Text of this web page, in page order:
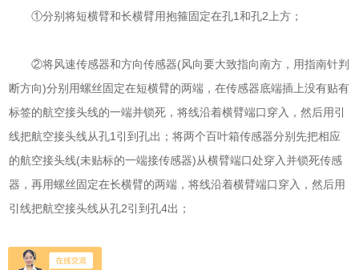
①分别将短横臂和长横臂用抱箍固定在孔1和孔2上方；
②将风速传感器和方向传感器(风向要大致指向南方，用指南针判
断方向)分别用螺丝固定在短横臂的两端，在传感器底端插上没有贴有
标签的航空接头线的一端并锁死，将线沿着横臂端口穿入，然后用引
线把航空接头线从孔1引到孔出；将两个百叶箱传感器分别先把相应
的航空接头线(未贴标的一端接传感器)从横臂端口处穿入并锁死传感
器，再用螺丝固定在长横臂的两端，将线沿着横臂端口穿入，然后用
引线把航空接头线从孔2引到孔4出；
4.屏幕的安装